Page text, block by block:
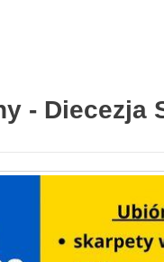
- Diecezja